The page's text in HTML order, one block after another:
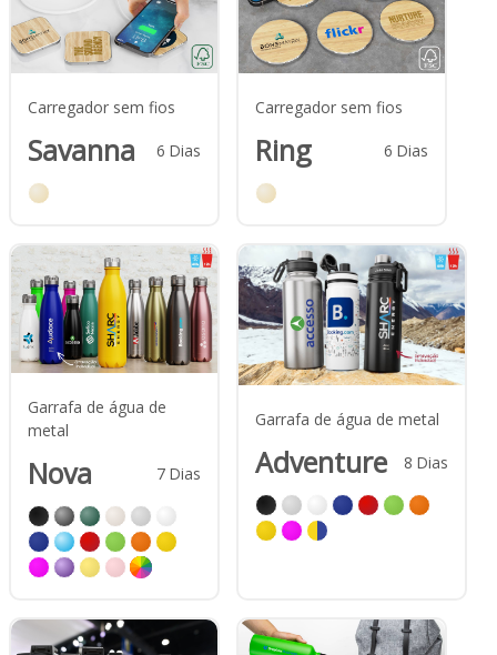
Carregador sem fios
Savanna 6 Dias
Carregador sem fios
Ring 6 Dias
Garrafa de água de
metal
Nova 7 Dias
Garrafa de água de metal
Adventure 8 Dias